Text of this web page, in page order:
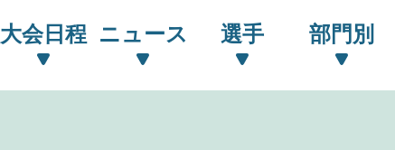
大会日程 ニュース 選手 部門別